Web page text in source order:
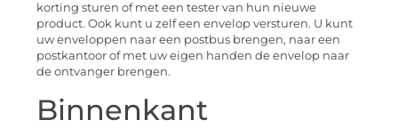
korting sturen of met een tester van hun nieuwe
product. Ook kunt u zelf een envelop versturen. U kunt
uw enveloppen naar een postbus brengen, naar een
postkantoor of met uw eigen handen de envelop naar
de ontvanger brengen.
Binnenkant